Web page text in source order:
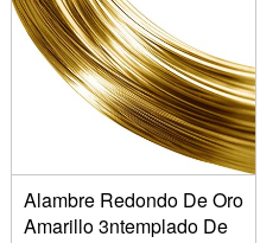
Alambre Redondo De Oro
Amarillo 3ntemplado De